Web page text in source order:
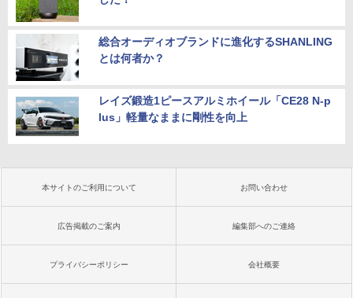
総合オーディオブランドに進化するSHANLING
とは何者か？
レイズ鍛造1ピースアルミホイール「CE28 N-p
lus」軽量なままに剛性を向上
本サイトのご利用について お問い合わせ
広告掲載のご案内 編集部へのご連絡
プライバシーポリシー 会社概要